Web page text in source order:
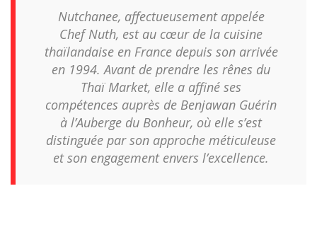
Nutchanee, affectueusement appelée
Chef Nuth, est au cœur de la cuisine
thaïlandaise en France depuis son arrivée
en 1994. Avant de prendre les rênes du
Thaï Market, elle a affiné ses
compétences auprès de Benjawan Guérin
à l’Auberge du Bonheur, où elle s’est
distinguée par son approche méticuleuse
et son engagement envers l’excellence.